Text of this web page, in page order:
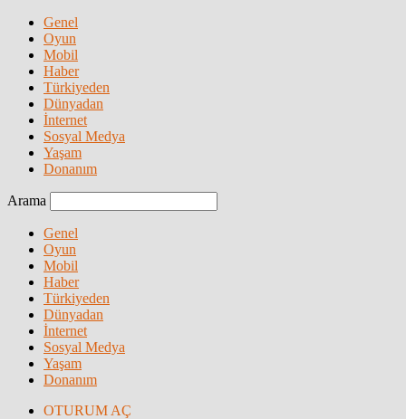
Genel
Oyun
Mobil
Haber
Türkiyeden
Dünyadan
İnternet
Sosyal Medya
Yaşam
Donanım
Arama
Genel
Oyun
Mobil
Haber
Türkiyeden
Dünyadan
İnternet
Sosyal Medya
Yaşam
Donanım
OTURUM AÇ